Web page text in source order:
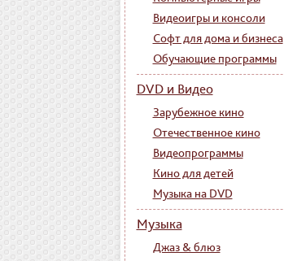
Видеоигры и консоли
Софт для дома и бизнеса
Обучающие программы
DVD и Видео
Зарубежное кино
Отечественное кино
Видеопрограммы
Кино для детей
Музыка на DVD
Музыка
Джаз & блюз